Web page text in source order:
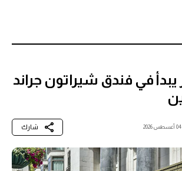
في فندق شيراتون جراند
04 أغسطس 2026 شارك